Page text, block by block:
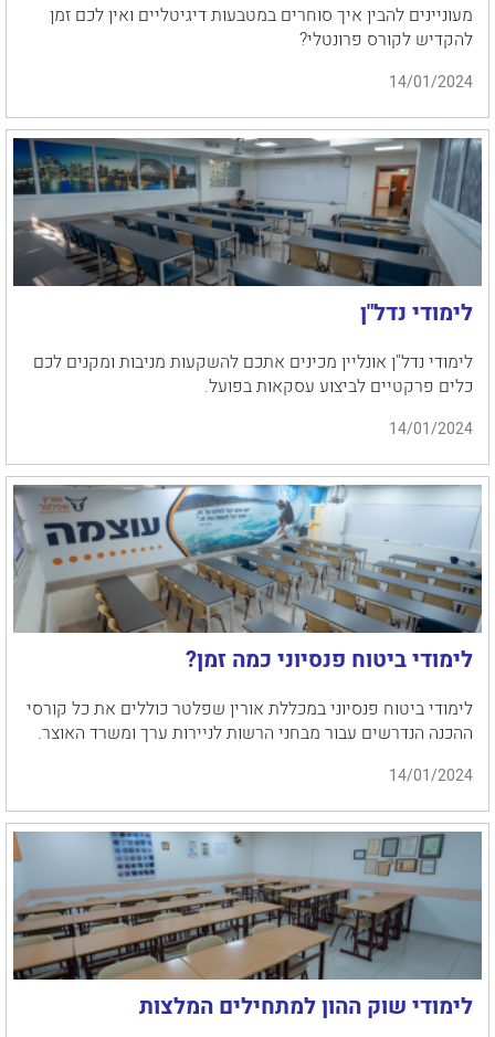
מעוניינים להבין איך סוחרים במטבעות דיגיטליים ואין לכם זמן
להקדיש לקורס פרונטלי?
14/01/2024
לימודי נדל"ן
לימודי נדל"ן אונליין מכינים אתכם להשקעות מניבות ומקנים לכם
כלים פרקטיים לביצוע עסקאות בפועל.
14/01/2024
לימודי ביטוח פנסיוני כמה זמן?
לימודי ביטוח פנסיוני במכללת אורין שפלטר כוללים את כל קורסי
ההכנה הנדרשים עבור מבחני הרשות לניירות ערך ומשרד האוצר.
14/01/2024
לימודי שוק ההון למתחילים המלצות